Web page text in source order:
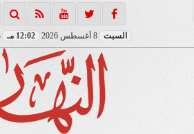
السبت 8 أغسطس 2026 12:02 مـ